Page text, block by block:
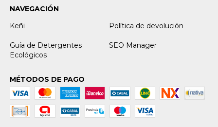
NAVEGACIÓN
Keñi
Política de devolución
Guía de Detergentes
Ecológicos
SEO Manager
MÉTODOS DE PAGO